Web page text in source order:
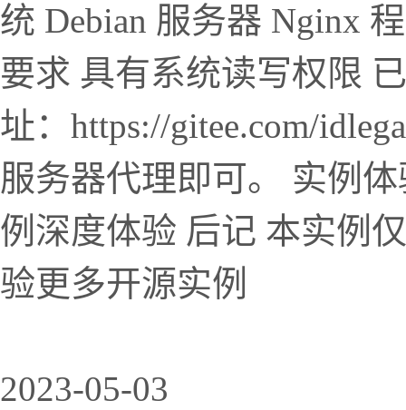
统 Debian 服务器 Nginx
要求 具有系统读写权限
址：https://gitee.com/
服务器代理即可。 实例
例深度体验 后记 本实例
验更多开源实例
2023-05-03